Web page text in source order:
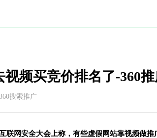
频买竞价排名了-360
搜索推广
联网安全大会上称，有些虚假网站靠视频做